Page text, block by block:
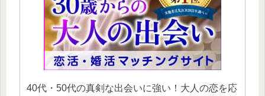
40代・50代の真剣な出会いに強い！大人の恋を応